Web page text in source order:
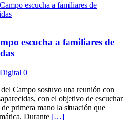
escucha a familiares de
0
Campo sostuvo una reunión con
con el objetivo de escuchar
primera mano la situación que
Durante […]